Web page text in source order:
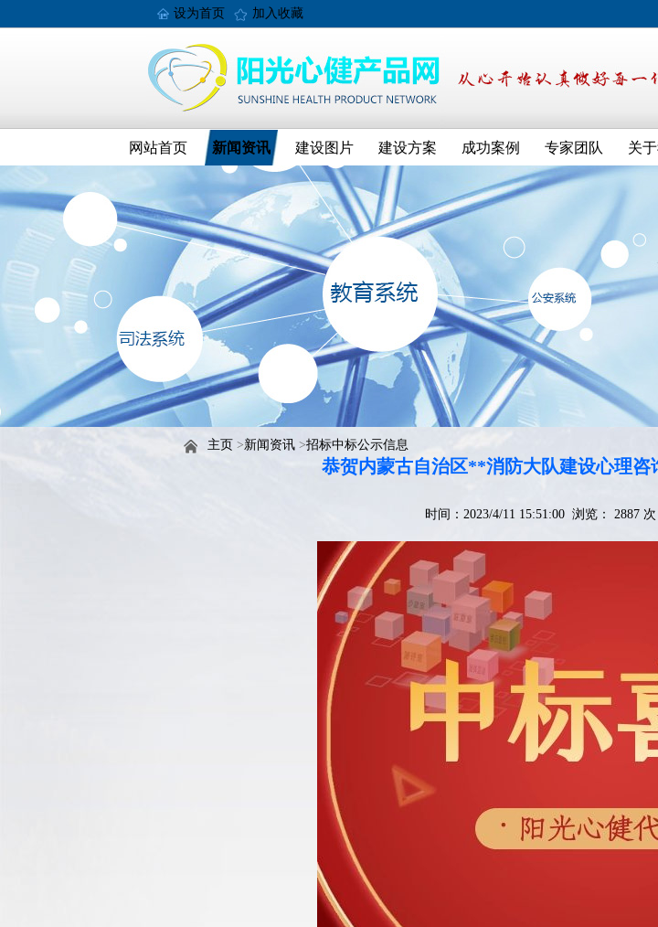
设为首页 加入收藏
网站首页 新闻资讯 建设图片 建设方案 成功案例 专家团队 关
主页 >新闻资讯 >招标中标公示信息
恭贺内蒙古自治区**消防大队建设心理
时间：2023/4/11 15:51:00 浏览： 2887